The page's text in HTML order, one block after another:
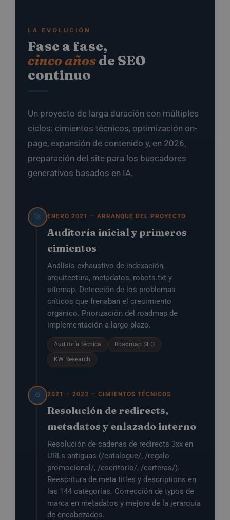
LA EVOLUCIÓN
Fase a fase,
cinco añosde SEO
continuo
Un proyecto de larga duración con múltiples
ciclos: cimientos técnicos, optimización on-
page, expansión de contenido y, en 2026,
preparación del site para los buscadores
generativos basados en IA.
🚀 ENERO 2021 — ARRANQUE DEL PROYECTO
Auditoría inicial y primeros
cimientos
Análisis exhaustivo de indexación,
arquitectura, metadatos, robots.txt y
sitemap. Detección de los problemas
críticos que frenaban el crecimiento
orgánico. Priorización del roadmap de
implementación a largo plazo.
Auditoría técnica Roadmap SEO
KW Research
⚙️ 2021 – 2023 — CIMIENTOS TÉCNICOS
Resolución de redirects,
metadatos y enlazado interno
Resolución de cadenas de redirects 3xx en
URLs antiguas (/catalogue/, /regalo-
promocional/, /escritorio/, /carteras/).
Reescritura de meta titles y descriptions en
las 144 categorías. Corrección de typos de
marca en metadatos y mejora de la jerarquía
de encabezados.